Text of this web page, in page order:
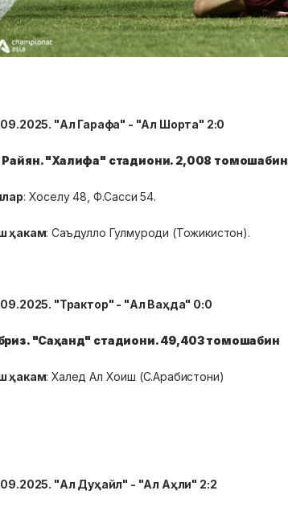
"Ал Гарафа" - "Ал Шорта" 2:0
"Халифа" стадиони. 2,008 томошабин
: Хоселу 48, Ф.Сасси 54.
ҳакам: Саъдулло Гулмуроди (Тожикистон).
"Трактор" - "Ал Ваҳда" 0:0
"Саҳанд" стадиони. 49,403 томошабин
ҳакам: Халед Ал Хоиш (С.Арабистони)
"Ал Дуҳайл" - "Ал Аҳли" 2:2